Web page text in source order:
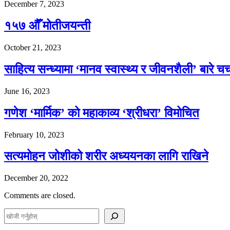
December 7, 2023
१५७ औँ मोतीजयन्ती
October 21, 2023
साहित्य सन्ध्यामा ‘मानव स्वास्थ्य र जीवनशैली’ बारे
June 16, 2023
गणेश ‘मार्मिक’ को महाकाव्य ‘श्रीधरा’ विमोचित
February 10, 2023
सत्यमोहन जोशीको शरीर अध्ययनका लागि राखिने
December 20, 2022
Comments are closed.
e